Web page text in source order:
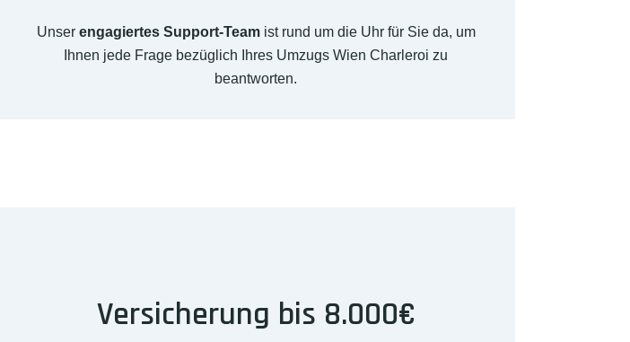
Unser engagiertes Support-Teamist rund um die Uhr für Sie da, um
Ihnen jede Frage bezüglich Ihres Umzugs Wien Charleroi zu
beantworten.
Versicherung bis 8.000€